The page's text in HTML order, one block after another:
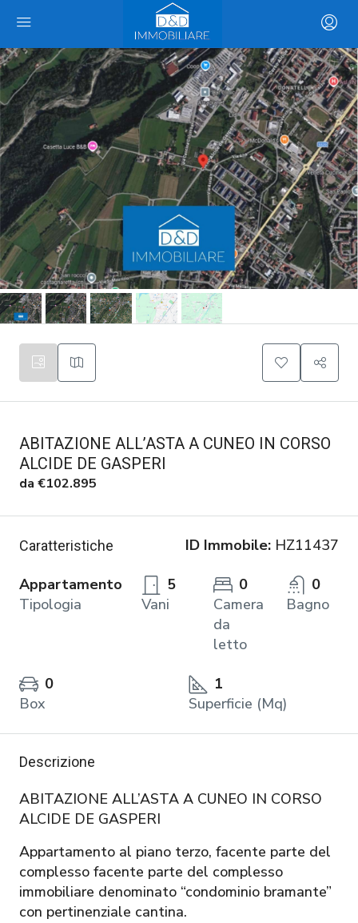
ABITAZIONE ALL’ASTA A CUNEO IN CORSO
ALCIDE DE GASPERI
da €102.895
Caratteristiche ID Immobile: HZ11437
Appartamento
Tipologia
5
Vani
0
Camera
da
letto
0
Bagno
0
Box
1
Superficie (Mq)
Descrizione
ABITAZIONE ALL’ASTA A CUNEO IN CORSO
ALCIDE DE GASPERI
Appartamento al piano terzo, facente parte del
complesso facente parte del complesso
immobiliare denominato “condominio bramante”
con pertinenziale cantina.